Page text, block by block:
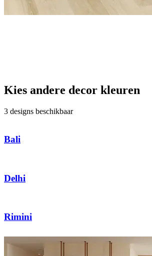
Kies andere decor kleuren
3 designs beschikbaar
Bali
Delhi
Rimini